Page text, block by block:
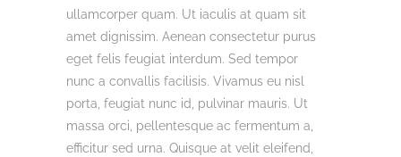
ullamcorper quam. Ut iaculis at quam sit
amet dignissim. Aenean consectetur purus
eget felis feugiat interdum. Sed tempor
nunc a convallis facilisis. Vivamus eu nisl
porta, feugiat nunc id, pulvinar mauris. Ut
massa orci, pellentesque ac fermentum a,
efficitur sed urna. Quisque at velit eleifend,